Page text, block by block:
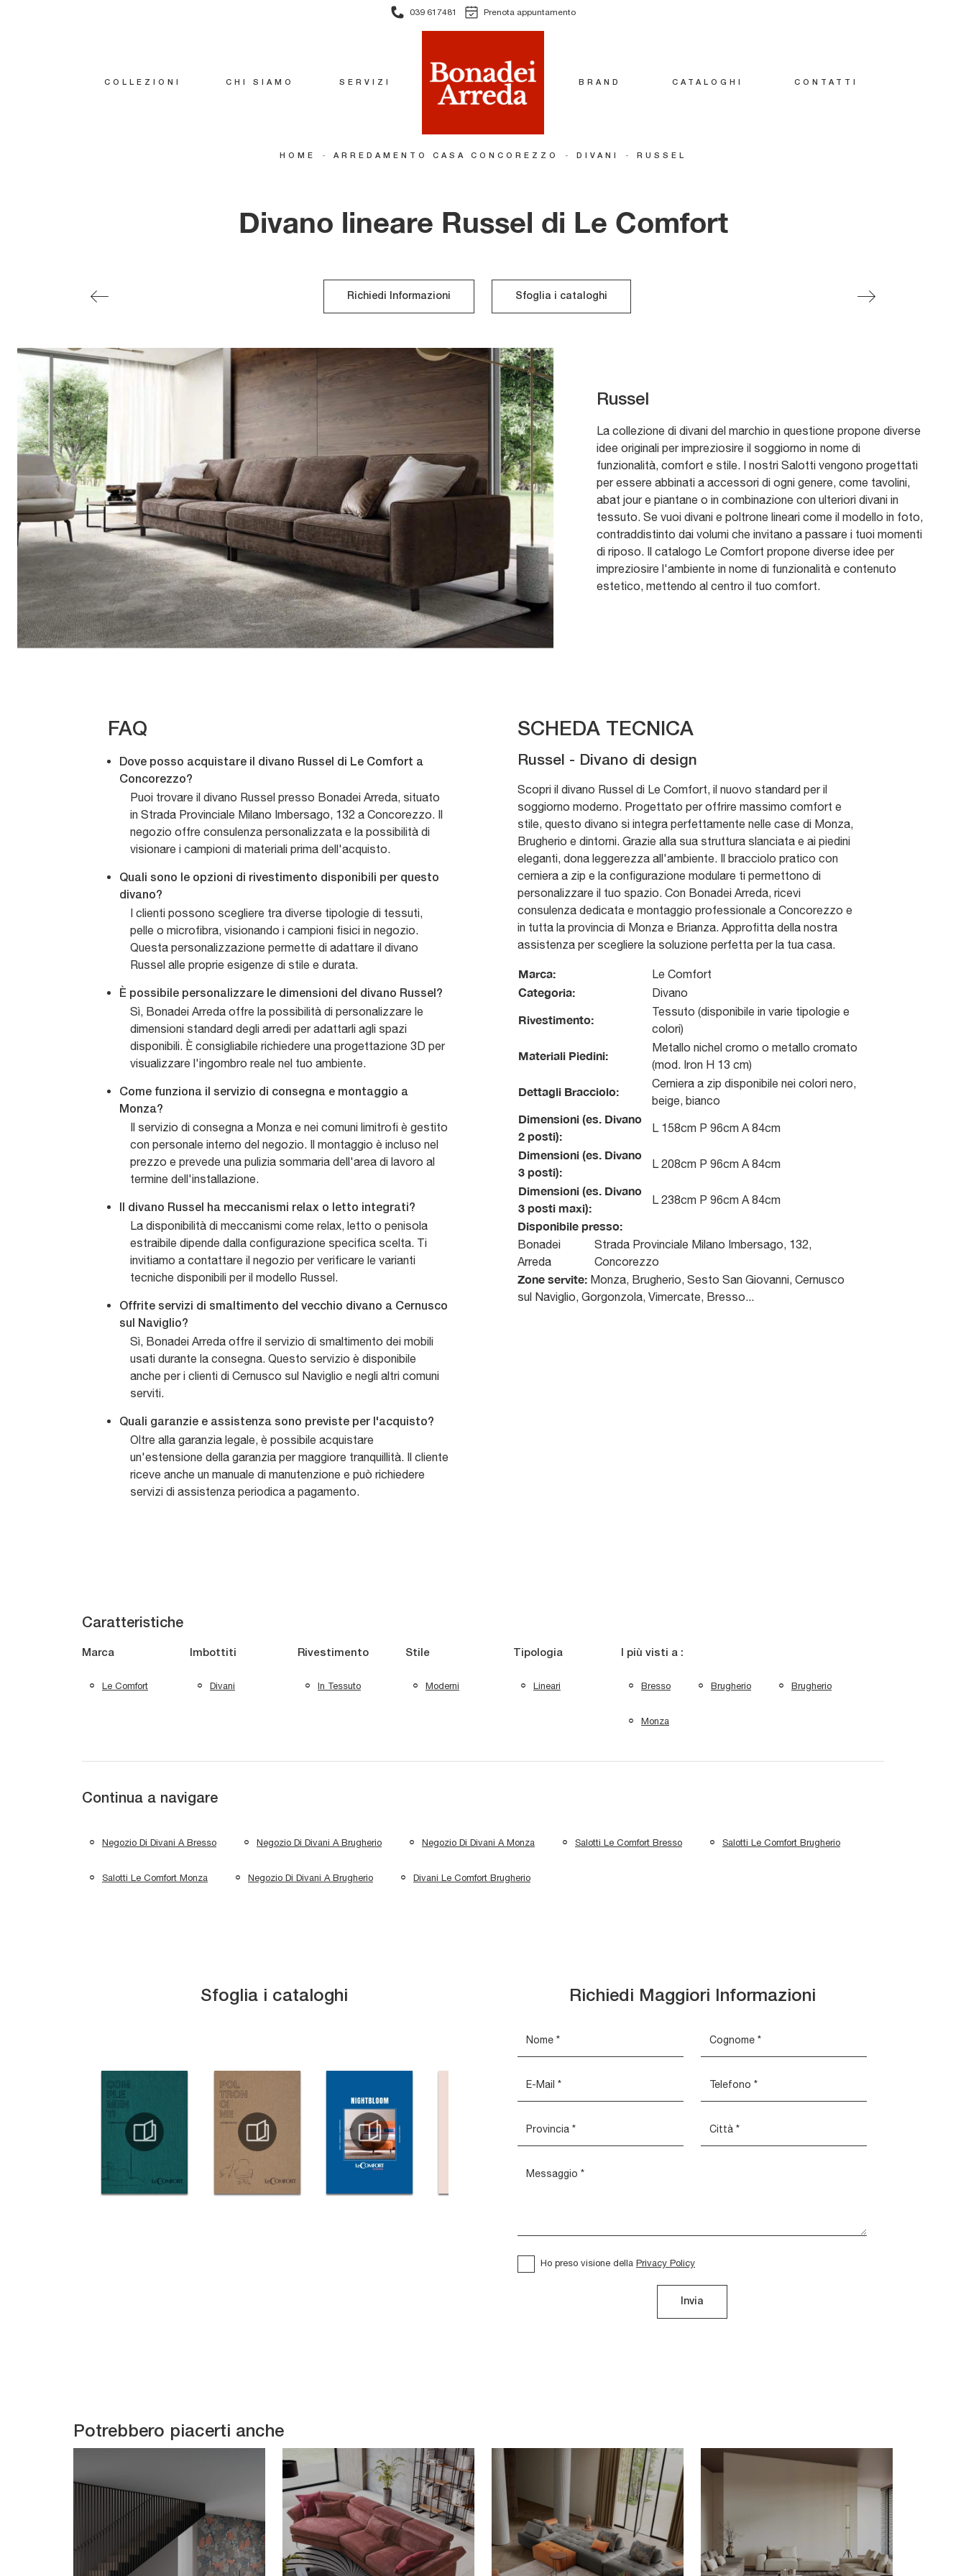
039 617481 Prenota appuntamento
COLLEZIONI CHI SIAMO SERVIZI BRAND CATALOGHI CONTATTI
HOME - ARREDAMENTO CASA CONCOREZZO - DIVANI - RUSSEL
Divano lineare Russel di Le Comfort
Richiedi Informazioni Sfoglia i cataloghi
Russel
La collezione di divani del marchio in questione propone diverse
idee originali per impreziosire il soggiorno in nome di
funzionalità, comfort e stile. I nostri Salotti vengono progettati
per essere abbinati a accessori di ogni genere, come tavolini,
abat jour e piantane o in combinazione con ulteriori divani in
tessuto. Se vuoi divani e poltrone lineari come il modello in foto,
contraddistinto dai volumi che invitano a passare i tuoi momenti
di riposo. Il catalogo Le Comfort propone diverse idee per
impreziosire l'ambiente in nome di funzionalità e contenuto
estetico, mettendo al centro il tuo comfort.
FAQ
Dove posso acquistare il divano Russel di Le Comfort a
Concorezzo?
Puoi trovare il divano Russel presso Bonadei Arreda, situato
in Strada Provinciale Milano Imbersago, 132 a Concorezzo. Il
negozio offre consulenza personalizzata e la possibilità di
visionare i campioni di materiali prima dell'acquisto.
Quali sono le opzioni di rivestimento disponibili per questo
divano?
I clienti possono scegliere tra diverse tipologie di tessuti,
pelle o microfibra, visionando i campioni fisici in negozio.
Questa personalizzazione permette di adattare il divano
Russel alle proprie esigenze di stile e durata.
È possibile personalizzare le dimensioni del divano Russel?
Sì, Bonadei Arreda offre la possibilità di personalizzare le
dimensioni standard degli arredi per adattarli agli spazi
disponibili. È consigliabile richiedere una progettazione 3D per
visualizzare l'ingombro reale nel tuo ambiente.
Come funziona il servizio di consegna e montaggio a
Monza?
Il servizio di consegna a Monza e nei comuni limitrofi è gestito
con personale interno del negozio. Il montaggio è incluso nel
prezzo e prevede una pulizia sommaria dell'area di lavoro al
termine dell'installazione.
Il divano Russel ha meccanismi relax o letto integrati?
La disponibilità di meccanismi come relax, letto o penisola
estraibile dipende dalla configurazione specifica scelta. Ti
invitiamo a contattare il negozio per verificare le varianti
tecniche disponibili per il modello Russel.
Offrite servizi di smaltimento del vecchio divano a Cernusco
sul Naviglio?
Sì, Bonadei Arreda offre il servizio di smaltimento dei mobili
usati durante la consegna. Questo servizio è disponibile
anche per i clienti di Cernusco sul Naviglio e negli altri comuni
serviti.
Quali garanzie e assistenza sono previste per l'acquisto?
Oltre alla garanzia legale, è possibile acquistare
un'estensione della garanzia per maggiore tranquillità. Il cliente
riceve anche un manuale di manutenzione e può richiedere
servizi di assistenza periodica a pagamento.
SCHEDA TECNICA
Russel - Divano di design
Scopri il divano Russel di Le Comfort, il nuovo standard per il
soggiorno moderno. Progettato per offrire massimo comfort e
stile, questo divano si integra perfettamente nelle case di Monza,
Brugherio e dintorni. Grazie alla sua struttura slanciata e ai piedini
eleganti, dona leggerezza all'ambiente. Il bracciolo pratico con
cerniera a zip e la configurazione modulare ti permettono di
personalizzare il tuo spazio. Con Bonadei Arreda, ricevi
consulenza dedicata e montaggio professionale a Concorezzo e
in tutta la provincia di Monza e Brianza. Approfitta della nostra
assistenza per scegliere la soluzione perfetta per la tua casa.
Marca: Le Comfort
Categoria: Divano
Rivestimento:
Tessuto (disponibile in varie tipologie e
colori)
Materiali Piedini:
Metallo nichel cromo o metallo cromato
(mod. Iron H 13 cm)
Dettagli Bracciolo:
Cerniera a zip disponibile nei colori nero,
beige, bianco
Dimensioni (es. Divano
2 posti):
L 158cm P 96cm A 84cm
Dimensioni (es. Divano
3 posti):
L 208cm P 96cm A 84cm
Dimensioni (es. Divano
3 posti maxi):
L 238cm P 96cm A 84cm
Disponibile presso:
Bonadei
Arreda
Strada Provinciale Milano Imbersago, 132,
Concorezzo
Zone servite: Monza, Brugherio, Sesto San Giovanni, Cernusco
sul Naviglio, Gorgonzola, Vimercate, Bresso...
Caratteristiche
Marca
Le Comfort
Imbottiti
Divani
Rivestimento
In Tessuto
Stile
Moderni
Tipologia
Lineari
I più visti a :
Bresso Brugherio Brugherio
Monza
Continua a navigare
Negozio Di Divani A Bresso Negozio Di Divani A Brugherio Negozio Di Divani A Monza Salotti Le Comfort Bresso Salotti Le Comfort Brugherio
Salotti Le Comfort Monza Negozio Di Divani A Brugherio Divani Le Comfort Brugherio
Sfoglia i cataloghi Richiedi Maggiori Informazioni
Ho preso visione della Privacy Policy
Invia
Potrebbero piacerti anche